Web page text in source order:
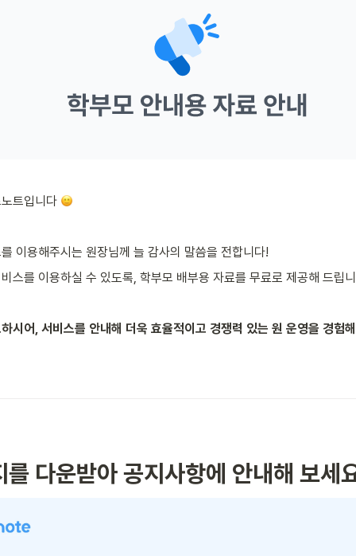
트입니다
이용해주시는 원장님께 늘 감사의 말씀을 전합니다!
스를 이용하실 수 있도록, 학부모 배부용 자료를 무료로 제공해 드립
시어, 서비스를 안내해 더욱 효율적이고 경쟁력 있는 원 운영을 경험
다운받아 공지사항에 안내해 보세